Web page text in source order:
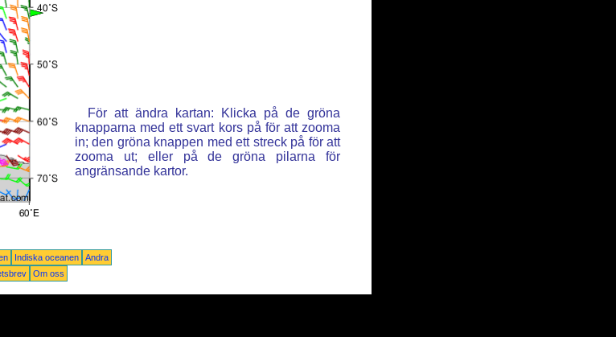
För att ändra kartan: Klicka på de gröna
knapparna med ett svart kors på för att zooma
in; den gröna knappen med ett streck på för att
zooma ut; eller på de gröna pilarna för
angränsande kartor.
Indiska oceanen
Andra
Om oss